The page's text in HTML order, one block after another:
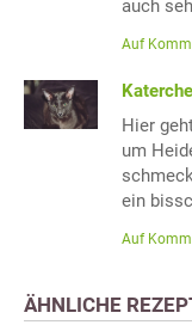
auch
Auf
Hier
um
ein
Auf
ÄHNLICHE